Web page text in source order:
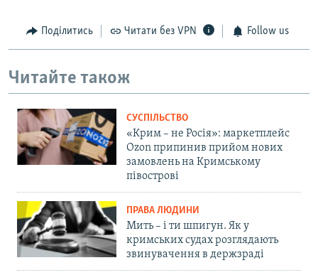
Поділитись Читати без VPN Follow us
Читайте також
СУСПІЛЬСТВО
«Крим – не Росія»: маркетплейс
Ozon припинив прийом нових
замовлень на Кримському
півострові
ПРАВА ЛЮДИНИ
Мить – і ти шпигун. Як у
кримських судах розглядають
звинувачення в держзраді